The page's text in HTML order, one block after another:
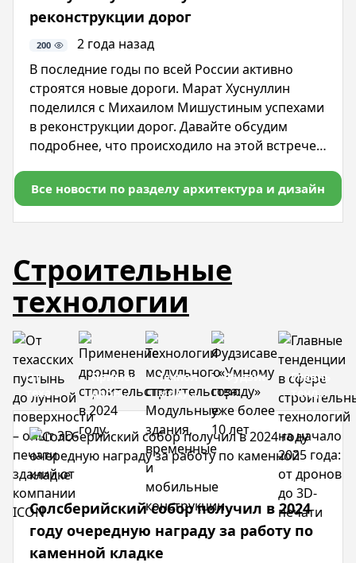
реконструкции дорог
200
2 года назад
В последние годы по всей России активно
строятся новые дороги. Марат Хуснуллин
поделился с Михаилом Мишустиным успехами
в реконструкции дорог. Давайте обсудим
подробнее, что происходило на этой встрече.
Марату Хуснуллину и простым россиянам для
успешного воплощения в жизнь данного
проекта.
Все новости по разделу архитектура и дизайн
Строительные
технологии
От
техасских
пустынь
до
лунной
поверхности
– опыт
3D-
печати
зданий
от
компании
Применение
дронов
в
строительстве
в 2024
году
Технологии
модульного
строительства:
Модульные
здания,
временные
мобильные
конструкции
Фудзисаве
-
«Умному
городу»
уже
более
Главные
тенденции
в
сфере
на
начало
2025
года:
от
Солсберийский собор получил в 2024
году очередную награду за работу по
каменной кладке